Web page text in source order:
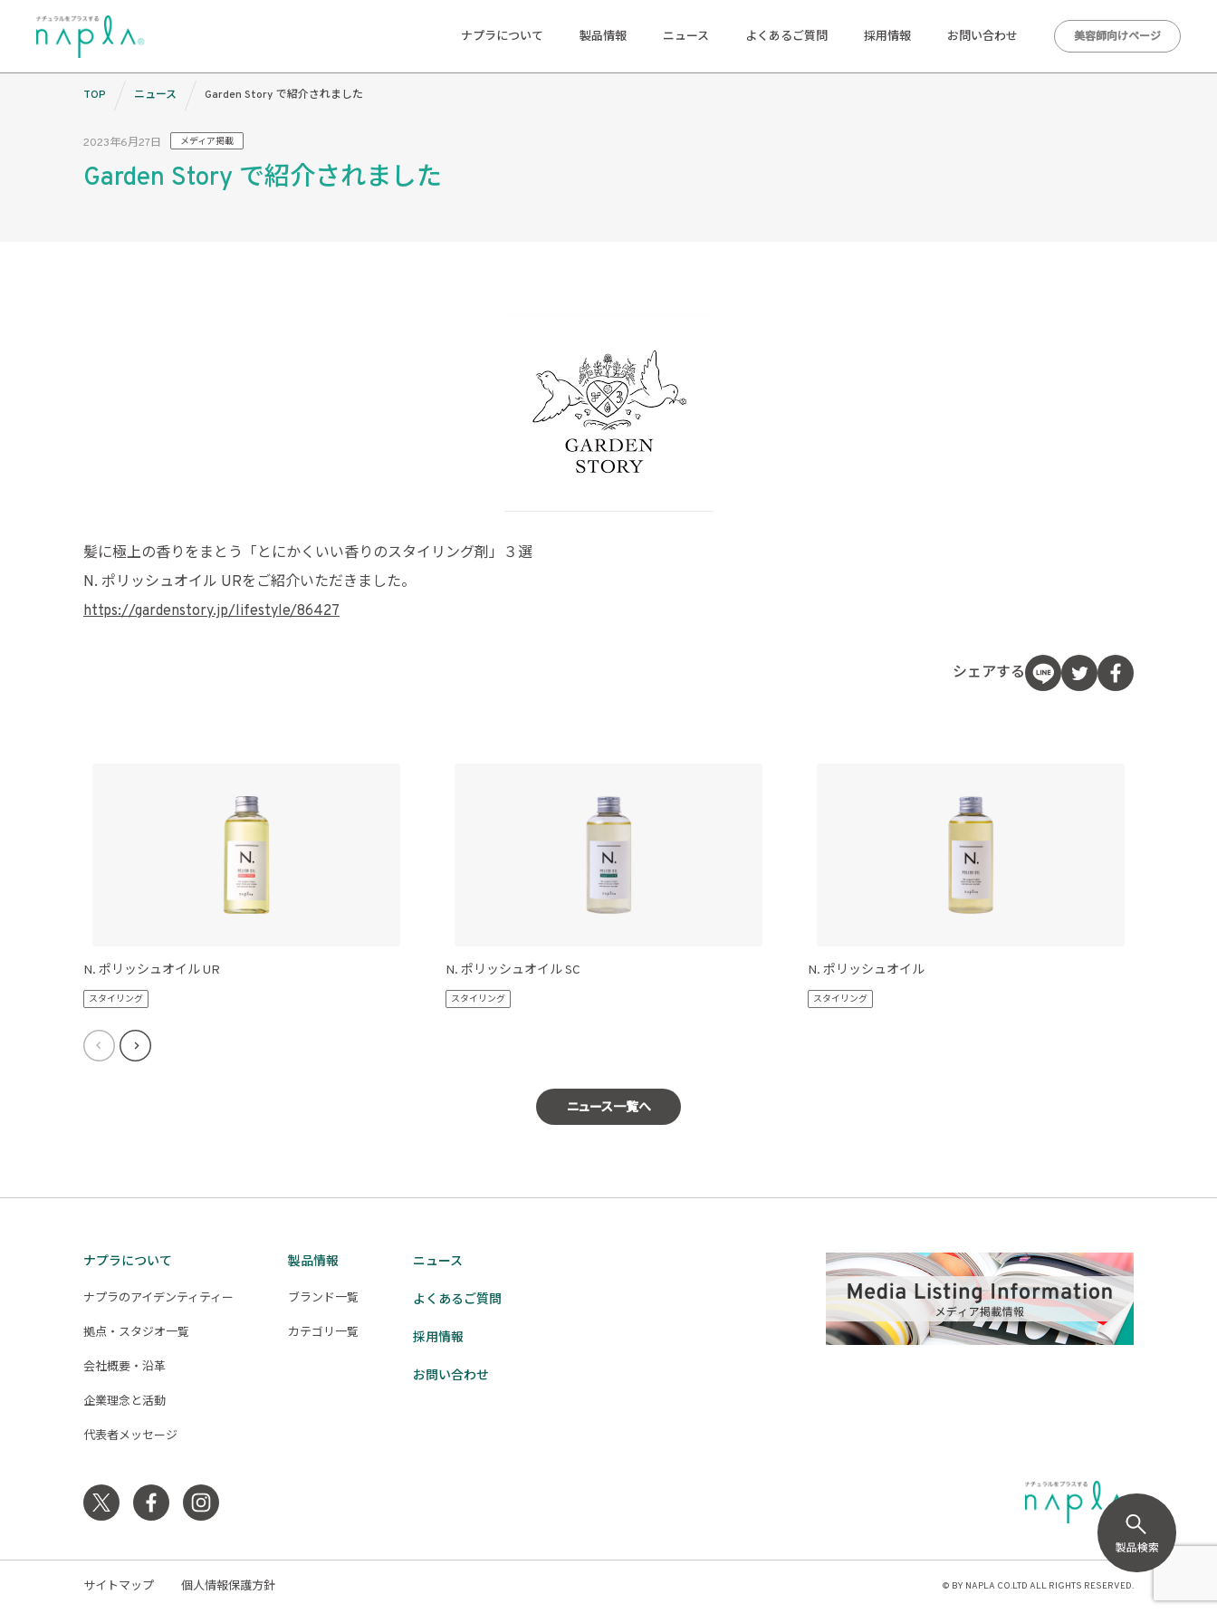
ナプラについて 製品情報 ニュース よくあるご質問 採用情報 お問い合わせ 美容師向けページ
2023年6月27日 メディア掲載
Garden Story で紹介されました
髪に極上の香りをまとう「とにかくいい香りのスタイリング剤」３選
N. ポリッシュオイル URをご紹介いただきました。
https://gardenstory.jp/lifestyle/86427
シェアする
N. ポリッシュオイル UR
スタイリング
N. ポリッシュオイル SC
スタイリング
N. ポリッシュオイル
スタイリング
ニュース一覧へ
TOP ニュース Garden Story で紹介されました
ナプラについて
ナプラのアイデンティティー
拠点・スタジオ一覧
会社概要・沿革
企業理念と活動
代表者メッセージ
製品情報
ブランド一覧
カテゴリ一覧
ニュース
よくあるご質問
採用情報
お問い合わせ
サイトマップ 個人情報保護方針 © BY NAPLA CO.LTD ALL RIGHTS RESERVED.